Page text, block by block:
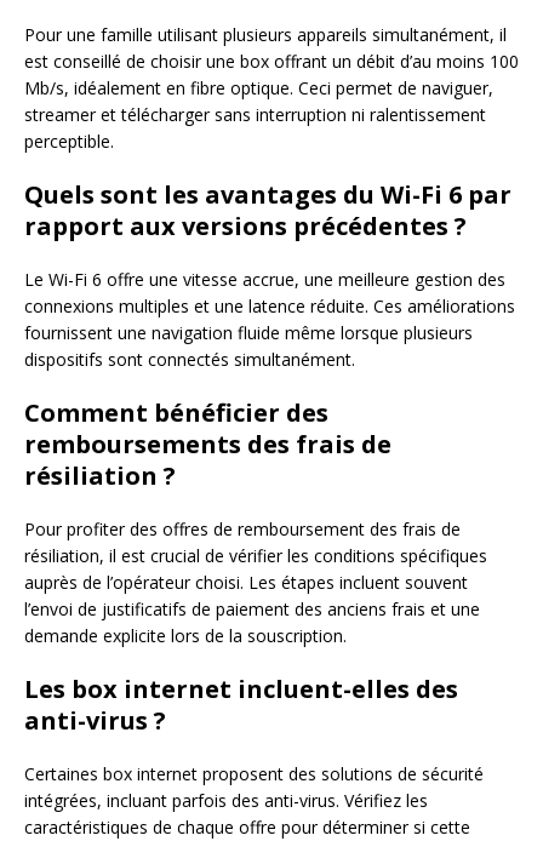
Pour une famille utilisant plusieurs appareils simultanément, il
est conseillé de choisir une box offrant un débit d’au moins 100
Mb/s, idéalement en fibre optique. Ceci permet de naviguer,
streamer et télécharger sans interruption ni ralentissement
perceptible.
Quels sont les avantages du Wi-Fi 6 par
rapport aux versions précédentes ?
Le Wi-Fi 6 offre une vitesse accrue, une meilleure gestion des
connexions multiples et une latence réduite. Ces améliorations
fournissent une navigation fluide même lorsque plusieurs
dispositifs sont connectés simultanément.
Comment bénéficier des
remboursements des frais de
résiliation ?
Pour profiter des offres de remboursement des frais de
résiliation, il est crucial de vérifier les conditions spécifiques
auprès de l’opérateur choisi. Les étapes incluent souvent
l’envoi de justificatifs de paiement des anciens frais et une
demande explicite lors de la souscription.
Les box internet incluent-elles des
anti-virus ?
Certaines box internet proposent des solutions de sécurité
intégrées, incluant parfois des anti-virus. Vérifiez les
caractéristiques de chaque offre pour déterminer si cette